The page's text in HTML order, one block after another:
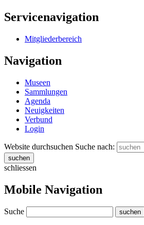
Servicenavigation
Mitgliederbereich
Navigation
Museen
Sammlungen
Agenda
Neuigkeiten
Verbund
Login
Website durchsuchen Suche nach:
suchen
schliessen
Mobile Navigation
Suche suchen